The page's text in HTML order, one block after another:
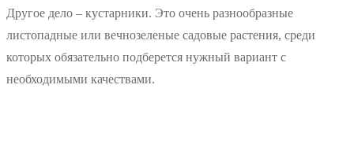
Другое дело – кустарники. Это очень разнообразные
листопадные или вечнозеленые садовые растения, среди
которых обязательно подберется нужный вариант с
необходимыми качествами.